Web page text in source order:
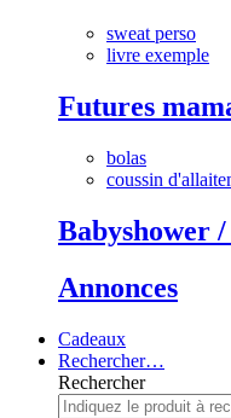
sweat perso
livre exemple
Futures
bolas
coussin
Babyshower
Annonces
Cadeaux
Rechercher…
Rechercher